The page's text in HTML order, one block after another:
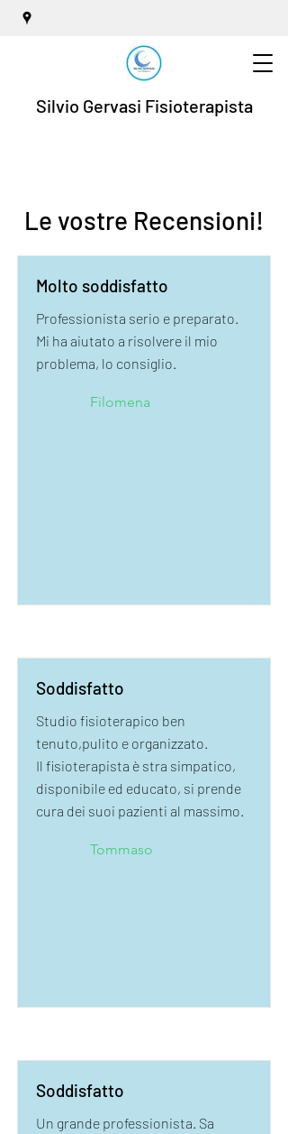
Silvio Gervasi Fisioterapista
Le vostre Recensioni!
Molto soddisfatto
Professionista serio e preparato.
Mi ha aiutato a risolvere il mio
problema, lo consiglio.
Filomena
Soddisfatto
Studio fisioterapico ben
tenuto,pulito e organizzato.
Il fisioterapista è stra simpatico,
disponibile ed educato, si prende
cura dei suoi pazienti al massimo.
Tommaso
Soddisfatto
Un grande professionista. Sa